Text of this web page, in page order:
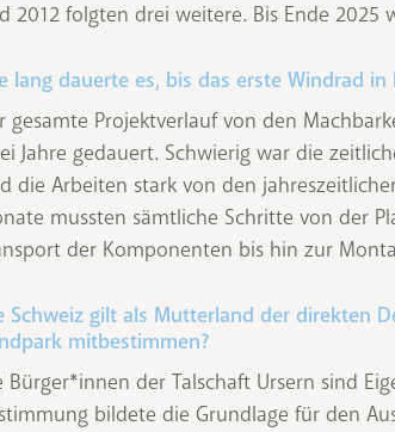
2012 folgten drei weitere. Bis Ende
lang dauerte es, bis das erste Windrad
gesamte Projektverlauf von den
Jahre gedauert. Schwierig war die
die Arbeiten stark von den
mussten sämtliche Schritte von der
der Komponenten bis hin zur
Schweiz gilt als Mutterland der direkten
mitbestimmen?
Bürger*innen der Talschaft Ursern sind
bildete die Grundlage für den